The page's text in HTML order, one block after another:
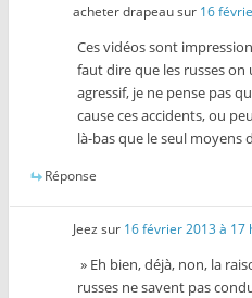
acheter drapeausur 16
Ces vidéos sont
faut dire que les russes
agressif, je ne pense pas
cause ces accidents, ou
là-bas que le seul moyens
Réponse
Jeez sur 16 février 2013 à 17
» Eh bien, déjà, non, la
russes ne savent pas